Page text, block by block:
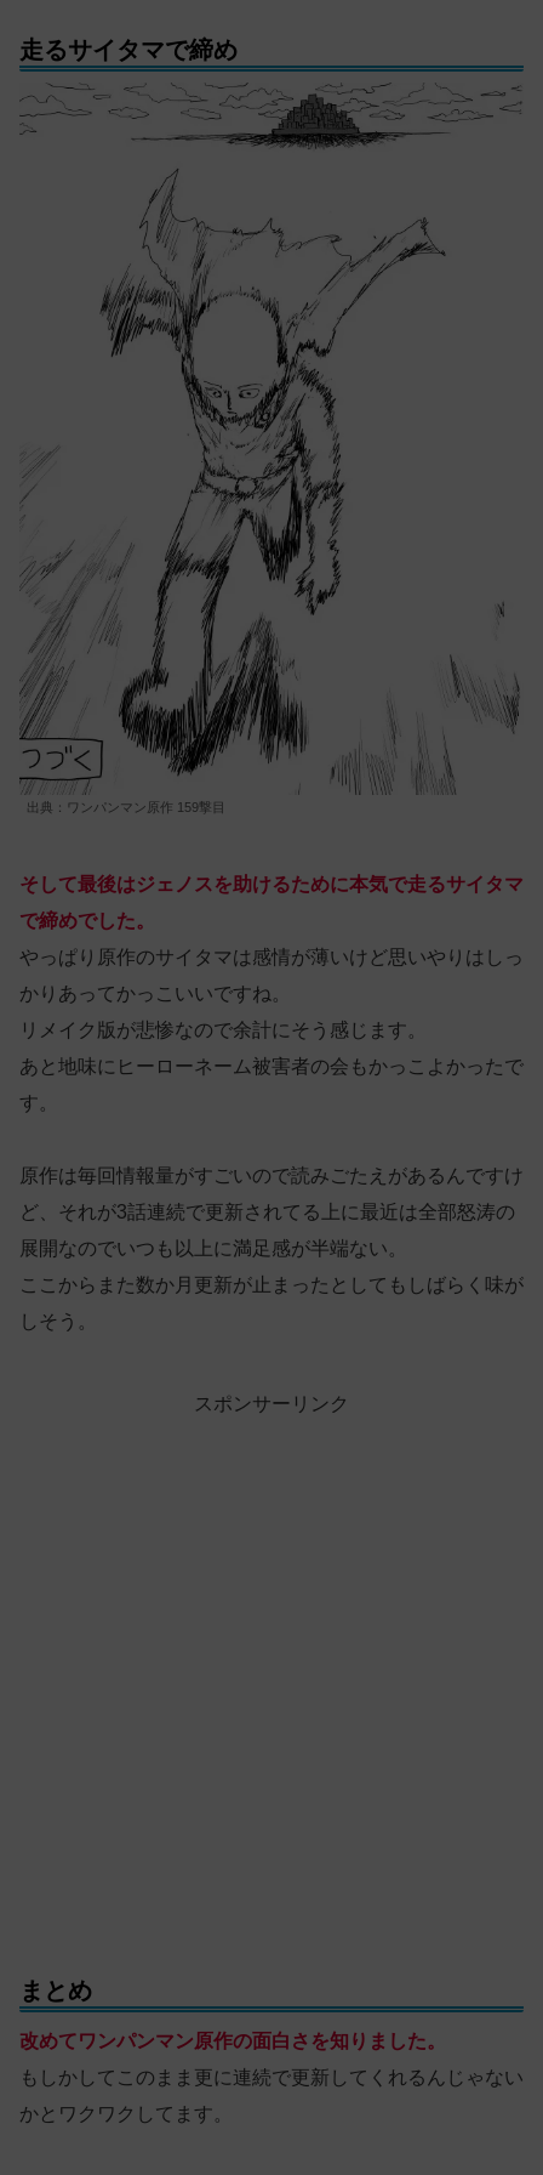
走るサイタマで締め
出典：ワンパンマン原作 159撃目
そして最後はジェノスを助けるために本気で走るサイタマ
で締めでした。
やっぱり原作のサイタマは感情が薄いけど思いやりはしっ
かりあってかっこいいですね。
リメイク版が悲惨なので余計にそう感じます。
あと地味にヒーローネーム被害者の会もかっこよかったで
す。
原作は毎回情報量がすごいので読みごたえがあるんですけ
ど、それが3話連続で更新されてる上に最近は全部怒涛の
展開なのでいつも以上に満足感が半端ない。
ここからまた数か月更新が止まったとしてもしばらく味が
しそう。
スポンサーリンク
まとめ
改めてワンパンマン原作の面白さを知りました。
もしかしてこのまま更に連続で更新してくれるんじゃない
かとワクワクしてます。